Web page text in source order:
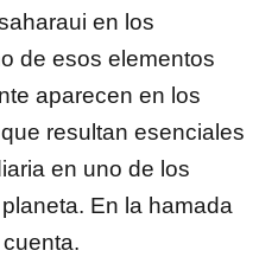
en los
de esos elementos
aparecen en los
resultan esenciales
en uno de los
En la hamada